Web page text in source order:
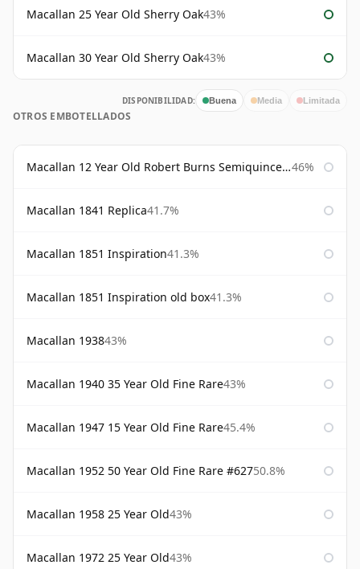
Macallan 25 Year Old Sherry Oak43%
Macallan 30 Year Old Sherry Oak43%
DISPONIBILIDAD: Buena Media Limitada
OTROS EMBOTELLADOS
Macallan 12 Year Old Robert Burns Semiquincentenary 46%
Macallan 1841 Replica41.7%
Macallan 1851 Inspiration41.3%
Macallan 1851 Inspiration old box41.3%
Macallan 193843%
Macallan 1940 35 Year Old Fine Rare43%
Macallan 1947 15 Year Old Fine Rare45.4%
Macallan 1952 50 Year Old Fine Rare #62750.8%
Macallan 1958 25 Year Old43%
Macallan 1972 25 Year Old43%